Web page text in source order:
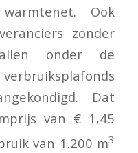
Ook
zonder
onder de
Dat
van € 1,45
van 1.200 m3